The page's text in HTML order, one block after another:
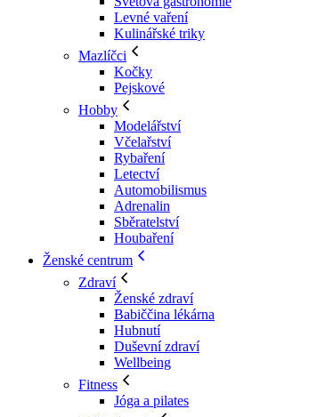
Levné vaření
Kulinářské triky
Mazlíčci
Kočky
Pejskové
Hobby
Modelářství
Včelařství
Rybaření
Letectví
Automobilismus
Adrenalin
Sběratelství
Houbaření
Ženské centrum
Zdraví
Ženské zdraví
Babiččina lékárna
Hubnutí
Duševní zdraví
Wellbeing
Fitness
Jóga a pilates